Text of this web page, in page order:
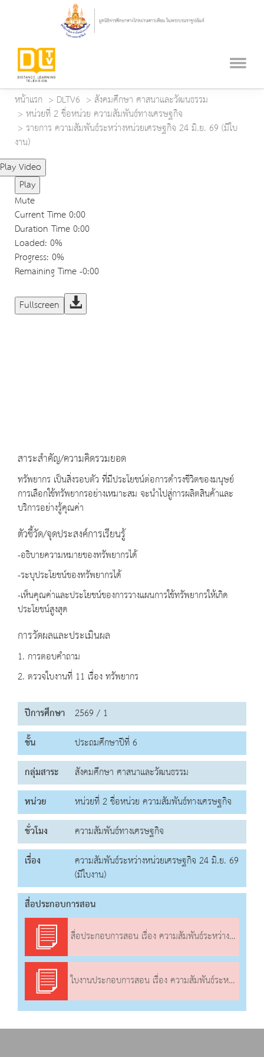
หน้าแรก DLTV6
สังคมศึกษา ศาสนาและวัฒนธรรม
หน่วยที่ 2 ชื่อหน่วย ความสัมพันธ์ทางเศรษฐกิจ
รายการ ความสัมพันธ์ระหว่างหน่วยเศรษฐกิจ 24 มิ.ย. 69 (มีใบ
งาน)
Play Video
Play
Mute
Current Time0:00
Duration Time0:00
Loaded: 0%
Progress: 0%
Remaining Time-0:00
Fullscreen
สาระสำคัญ/ความคิดรวมยอด
ทรัพยากร เป็นสิ่งรอบตัว ที่มีประโยชน์ต่อการดำรงชีวิตของมนุษย์
การเลือกใช้ทรัพยากรอย่างเหมาะสม จะนำไปสู่การผลิตสินค้าและ
บริการอย่างรู้คุณค่า
ตัวชี้วัด/จุดประสงค์การเรียนรู้
-อธิบายความหมายของทรัพยากรได้
-ระบุประโยชน์ของทรัพยากรได้
-เห็นคุณค่าและประโยชน์ของการวางแผนการใช้ทรัพยากรให้เกิด
ประโยชน์สูงสุด
การวัดผลและประเมินผล
1. การตอบคำถาม
2. ตรวจใบงานที่ 11 เรื่อง ทรัพยากร
ปีการศึกษา 2569 / 1
ชั้น
ประถมศึกษาปีที่ 6
กลุ่มสาระ
สังคมศึกษา ศาสนาและวัฒนธรรม
หน่วย
หน่วยที่ 2 ชื่อหน่วย ความสัมพันธ์ทางเศรษฐกิจ
ชั่วโมง
ความสัมพันธ์ทางเศรษฐกิจ
เรื่อง
ความสัมพันธ์ระหว่างหน่วยเศรษฐกิจ 24 มิ.ย. 69
(มีใบงาน)
สื่อประกอบการสอน
สื่อประกอบการสอน เรื่อง ความสัมพันธ์ระหว่างหน่วยเศรษฐกิจ
ใบงานประกอบการสอน เรื่อง ความสัมพันธ์ระหว่างหน่วยเศรษฐกิจ